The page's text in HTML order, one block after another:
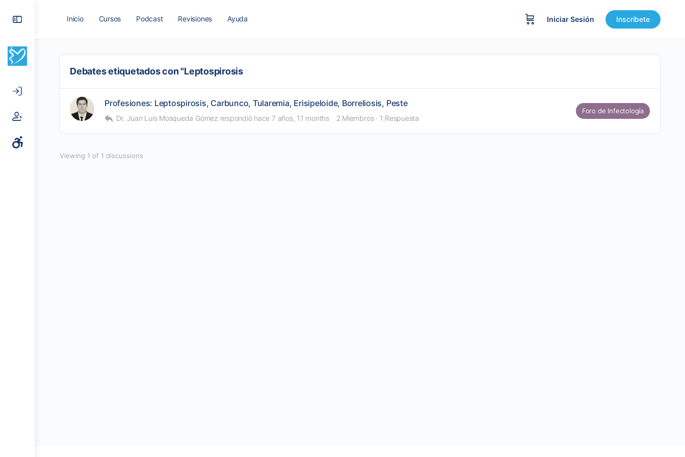
Panel
Inicio Cursos Podcast Revisiones Ayuda Iniciar Sesión Inscríbete
Debates etiquetados con "Leptospirosis
Profesiones: Leptospirosis, Carbunco, Tularemia, Erisipeloide, Borreliosis, Peste
Dr. Juan Luis Mosqueda Gómez respondió hace 7 años, 11 months 2 Miembros · 1 Respuesta
Foro de Infectología
Viewing 1 of 1 discussions